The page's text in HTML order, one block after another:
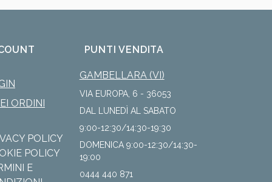
ORDINI
POLICY
POLICY
E
PUNTI VENDITA
GAMBELLARA (VI)
VIA EUROPA, 6 - 36053
DAL LUNEDÌ AL SABATO
9:00-12:30/14:30-19:30
DOMENICA 9:00-12:30/14:30-
19:00
0444 440 871